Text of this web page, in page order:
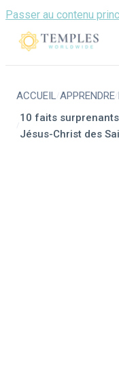
Passer au contenu
ACCUEIL /APPRENDRE/
/
10 faits
Jésus-Christ des